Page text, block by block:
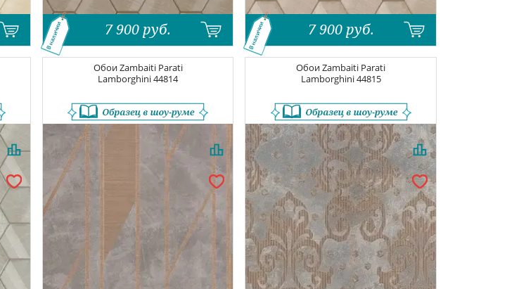
7 900 руб.
В наличии 7 900 руб.
В наличии
ОбоиZambaiti Parati
Lamborghini44814
ОбоиZambaiti Parati
Lamborghini44815